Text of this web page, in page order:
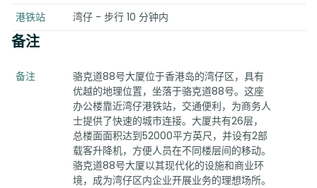
港铁站
湾仔 - 步行 10 分钟内
备注
备注
骆克道88号大厦位于香港岛的湾仔区，具有
优越的地理位置，坐落于骆克道88号。这座
办公楼靠近湾仔港铁站，交通便利，为商务人
士提供了快速的城市连接。大厦共有26层，
总楼面面积达到52000平方英尺，并设有2部
载客升降机，方便人员在不同楼层间的移动。
骆克道88号大厦以其现代化的设施和商业环
境，成为湾仔区内企业开展业务的理想场所。